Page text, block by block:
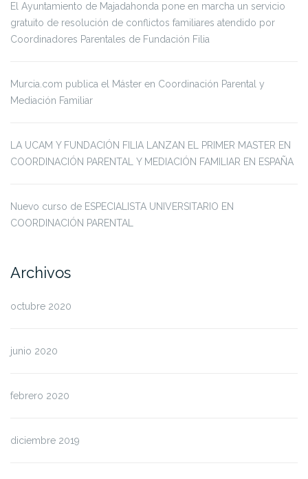
El Ayuntamiento de Majadahonda pone en marcha un servicio
gratuito de resolución de conflictos familiares atendido por
Coordinadores Parentales de Fundación Filia
Murcia.com publica el Máster en Coordinación Parental y
Mediación Familiar
LA UCAM Y FUNDACIÓN FILIA LANZAN EL PRIMER MASTER EN
COORDINACIÓN PARENTAL Y MEDIACIÓN FAMILIAR EN ESPAÑA
Nuevo curso de ESPECIALISTA UNIVERSITARIO EN
COORDINACIÓN PARENTAL
Archivos
octubre 2020
junio 2020
febrero 2020
diciembre 2019